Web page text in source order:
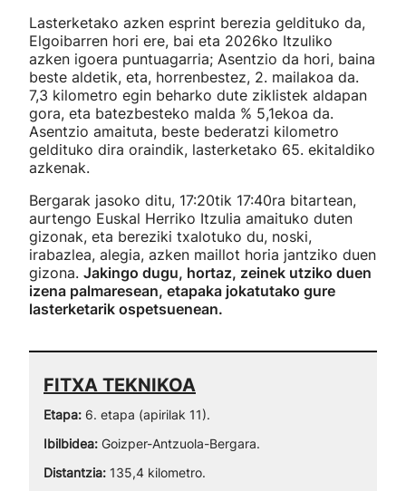
Lasterketako azken esprint berezia geldituko da,
Elgoibarren hori ere, bai eta 2026ko Itzuliko
azken igoera puntuagarria; Asentzio da hori, baina
beste aldetik, eta, horrenbestez, 2. mailakoa da.
7,3 kilometro egin beharko dute ziklistek aldapan
gora, eta batezbesteko malda % 5,1ekoa da.
Asentzio amaituta, beste bederatzi kilometro
geldituko dira oraindik, lasterketako 65. ekitaldiko
azkenak.
Bergarak jasoko ditu, 17:20tik 17:40ra bitartean,
aurtengo Euskal Herriko Itzulia amaituko duten
gizonak, eta bereziki txalotuko du, noski,
irabazlea, alegia, azken maillot horia jantziko duen
gizona. Jakingo dugu, hortaz, zeinek utziko duen
izena palmaresean, etapaka jokatutako gure
lasterketarik ospetsuenean.
FITXA TEKNIKOA
Etapa: 6. etapa (apirilak 11).
Ibilbidea: Goizper-Antzuola-Bergara.
Distantzia: 135,4 kilometro.